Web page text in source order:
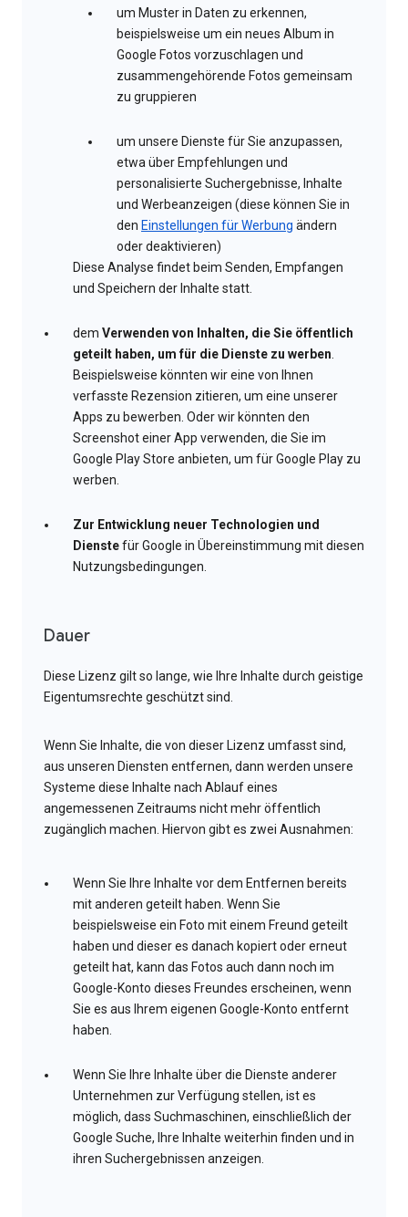
um Muster in Daten zu erkennen,
beispielsweise um ein neues Album in
Google Fotos vorzuschlagen und
zusammengehörende Fotos gemeinsam
zu gruppieren
um unsere Dienste für Sie anzupassen,
etwa über Empfehlungen und
personalisierte Suchergebnisse, Inhalte
und Werbeanzeigen (diese können Sie in
den Einstellungen für Werbung ändern
oder deaktivieren)
Diese Analyse findet beim Senden, Empfangen
und Speichern der Inhalte statt.
dem Verwenden von Inhalten, die Sie öffentlich
geteilt haben, um für die Dienste zu werben.
Beispielsweise könnten wir eine von Ihnen
verfasste Rezension zitieren, um eine unserer
Apps zu bewerben. Oder wir könnten den
Screenshot einer App verwenden, die Sie im
Google Play Store anbieten, um für Google Play zu
werben.
Zur Entwicklung neuer Technologien und
Dienstefür Google in Übereinstimmung mit diesen
Nutzungsbedingungen.
Dauer
Diese Lizenz gilt so lange, wie Ihre Inhalte durch geistige
Eigentumsrechte geschützt sind.
Wenn Sie Inhalte, die von dieser Lizenz umfasst sind,
aus unseren Diensten entfernen, dann werden unsere
Systeme diese Inhalte nach Ablauf eines
angemessenen Zeitraums nicht mehr öffentlich
zugänglich machen. Hiervon gibt es zwei Ausnahmen:
Wenn Sie Ihre Inhalte vor dem Entfernen bereits
mit anderen geteilt haben. Wenn Sie
beispielsweise ein Foto mit einem Freund geteilt
haben und dieser es danach kopiert oder erneut
geteilt hat, kann das Fotos auch dann noch im
Google-Konto dieses Freundes erscheinen, wenn
Sie es aus Ihrem eigenen Google-Konto entfernt
haben.
Wenn Sie Ihre Inhalte über die Dienste anderer
Unternehmen zur Verfügung stellen, ist es
möglich, dass Suchmaschinen, einschließlich der
Google Suche, Ihre Inhalte weiterhin finden und in
ihren Suchergebnissen anzeigen.